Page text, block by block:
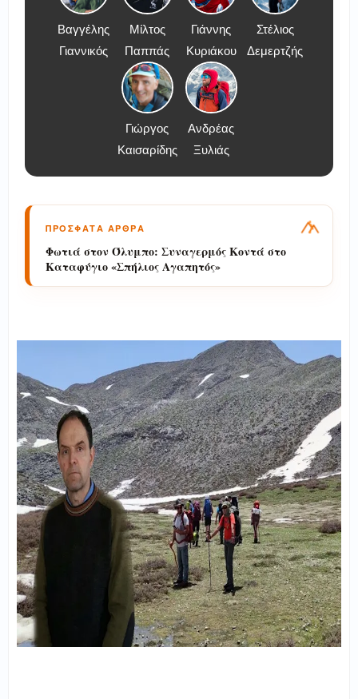
Βαγγέλης
Γιαννικός
Μίλτος
Παππάς
Γιάννης
Κυριάκου
Στέλιος
Δεμερτζής
Γιώργος
Καισαρίδης
Ανδρέας
Ξυλιάς
ΠΡΟΣΦΑΤΑ ΑΡΘΡΑ
Γίνε «Συνοδός Βουνού»: Η Νέα Ειδικότητα
στην 1η ΣΑΕΚ Λάρισας (2026–2027)